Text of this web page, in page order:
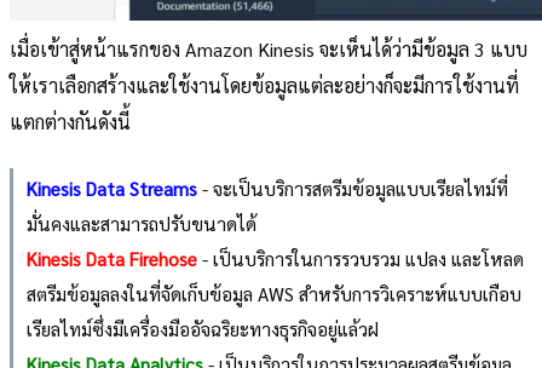
เมื่อเข้าสู่หน้าแรกของ Amazon Kinesis จะเห็นได้ว่ามีข้อมูล 3 แบบ
ให้เราเลือกสร้างและใช้งานโดยข้อมูลแต่ละอย่างก็จะมีการใช้งานที่
แตกต่างกันดังนี้
Kinesis Data Streams- จะเป็นบริการสตรีมข้อมูลแบบเรียลไทม์ที่
มั่นคงและสามารถปรับขนาดได้
Kinesis Data Firehose- เป็นบริการในการรวบรวม แปลง และโหลด
สตรีมข้อมูลลงในที่จัดเก็บข้อมูล AWS สำหรับการวิเคราะห์แบบเกือบ
เรียลไทม์ซึ่งมีเครื่องมืออัจฉริยะทางธุรกิจอยู่แล้วฝ